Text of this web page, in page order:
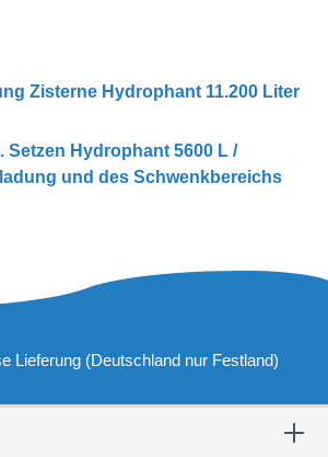
Zisterne Hydrophant 11.200 Liter
Setzen Hydrophant 5600 L /
und des Schwenkbereichs
Lieferung (Deutschland nur Festland)